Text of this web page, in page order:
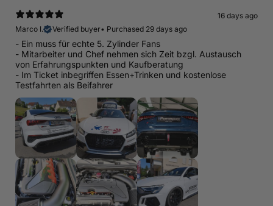
16 days ago
Marco I.
Verified buyer• Purchased 29 days ago
- Ein muss für echte 5. Zylinder Fans
- Mitarbeiter und Chef nehmen sich Zeit bzgl. Austausch
von Erfahrungspunkten und Kaufberatung
- Im Ticket inbegriffen Essen+Trinken und kostenlose
Testfahrten als Beifahrer